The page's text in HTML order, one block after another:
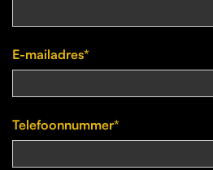
E-mailadres*
Telefoonnummer*